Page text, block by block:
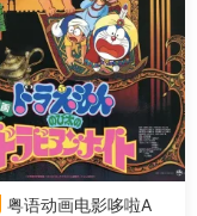
粤语动画电影哆啦A